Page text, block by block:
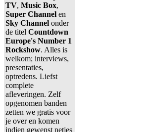
TV, Music Box,
Super Channel en
Sky Channel onder
de titel Countdown
Europe's Number 1
Rockshow. Alles is
welkom; interviews,
presentaties,
optredens. Liefst
complete
afleveringen. Zelf
opgenomen banden
zetten we gratis voor
je over en komen
indien gewenst netjes